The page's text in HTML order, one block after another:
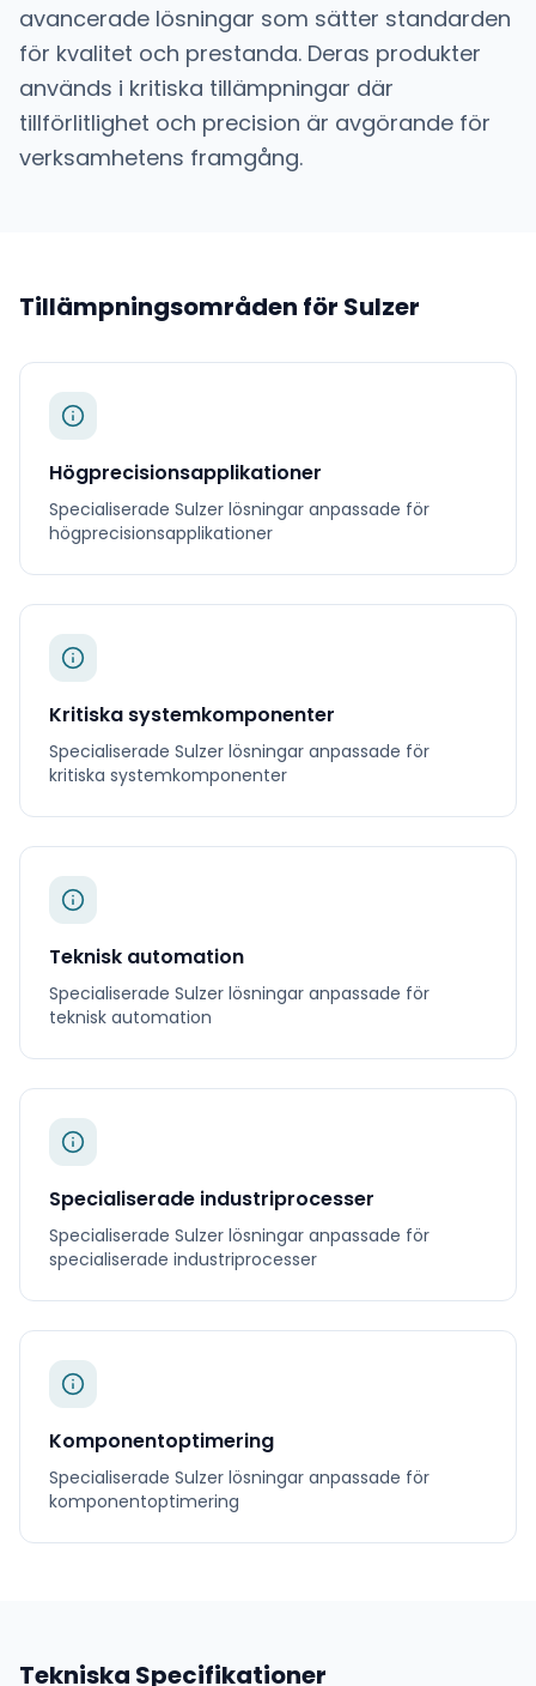
avancerade lösningar som sätter standarden
för kvalitet och prestanda. Deras produkter
används i kritiska tillämpningar där
tillförlitlighet och precision är avgörande för
verksamhetens framgång.
Tillämpningsområden för Sulzer
Högprecisionsapplikationer
Specialiserade Sulzer lösningar anpassade för
högprecisionsapplikationer
Kritiska systemkomponenter
Specialiserade Sulzer lösningar anpassade för
kritiska systemkomponenter
Teknisk automation
Specialiserade Sulzer lösningar anpassade för
teknisk automation
Specialiserade industriprocesser
Specialiserade Sulzer lösningar anpassade för
specialiserade industriprocesser
Komponentoptimering
Specialiserade Sulzer lösningar anpassade för
komponentoptimering
Tekniska Specifikationer